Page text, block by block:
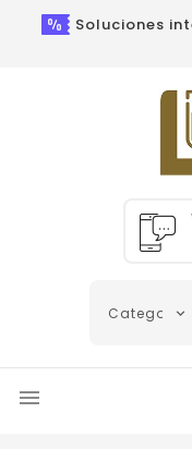
Soluciones
